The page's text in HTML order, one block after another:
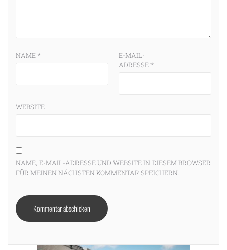
NAME*
E-MAIL-
ADRESSE*
WEBSITE
NAME, E-MAIL-ADRESSE UND WEBSITE IN DIESEM BROWSER
FÜR MEINEN NÄCHSTEN KOMMENTAR SPEICHERN.